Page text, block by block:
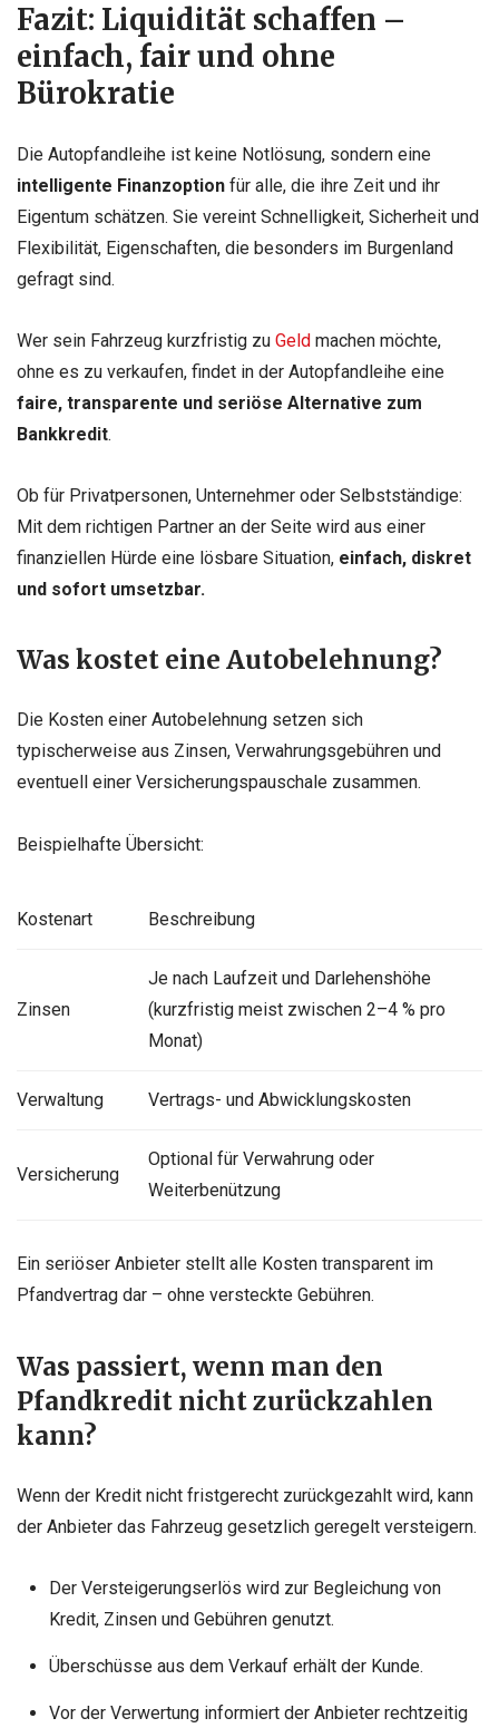
Fazit: Liquidität schaffen –
einfach, fair und ohne
Bürokratie
Die Autopfandleihe ist keine Notlösung, sondern eine
intelligente Finanzoption für alle, die ihre Zeit und ihr
Eigentum schätzen. Sie vereint Schnelligkeit, Sicherheit und
Flexibilität, Eigenschaften, die besonders im Burgenland
gefragt sind.
Wer sein Fahrzeug kurzfristig zu Geld machen möchte,
ohne es zu verkaufen, findet in der Autopfandleihe eine
faire, transparente und seriöse Alternative zum
Bankkredit.
Ob für Privatpersonen, Unternehmer oder Selbstständige:
Mit dem richtigen Partner an der Seite wird aus einer
finanziellen Hürde eine lösbare Situation, einfach, diskret
und sofort umsetzbar.
Was kostet eine Autobelehnung?
Die Kosten einer Autobelehnung setzen sich
typischerweise aus Zinsen, Verwahrungsgebühren und
eventuell einer Versicherungspauschale zusammen.
Beispielhafte Übersicht:
Kostenart Beschreibung
Zinsen
Je nach Laufzeit und Darlehenshöhe
(kurzfristig meist zwischen 2–4 % pro
Monat)
Verwaltung Vertrags- und Abwicklungskosten
Versicherung
Optional für Verwahrung oder
Weiterbenützung
Ein seriöser Anbieter stellt alle Kosten transparent im
Pfandvertrag dar – ohne versteckte Gebühren.
Was passiert, wenn man den
Pfandkredit nicht zurückzahlen
kann?
Wenn der Kredit nicht fristgerecht zurückgezahlt wird, kann
der Anbieter das Fahrzeug gesetzlich geregelt versteigern.
Der Versteigerungserlös wird zur Begleichung von
Kredit, Zinsen und Gebühren genutzt.
Überschüsse aus dem Verkauf erhält der Kunde.
Vor der Verwertung informiert der Anbieter rechtzeitig